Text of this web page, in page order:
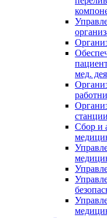
мед.
Сбор и